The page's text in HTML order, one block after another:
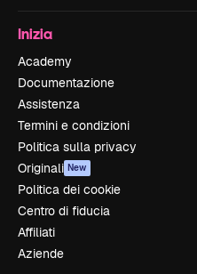
Inizia
Academy
Documentazione
Assistenza
Termini e condizioni
Politica sulla privacy
Originali New
Politica dei cookie
Centro di fiducia
Affiliati
Aziende